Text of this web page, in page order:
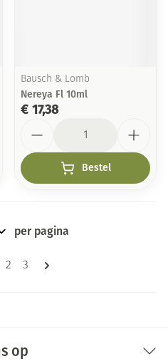
Bausch & Lomb
Nereya Fl 10ml
€ 17,38
Bestel
Pagina's
momenteel pagina
Pagina
2 Pagina
3
per pagina
op